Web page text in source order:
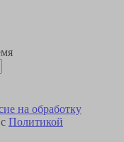
на обработку
Политикой